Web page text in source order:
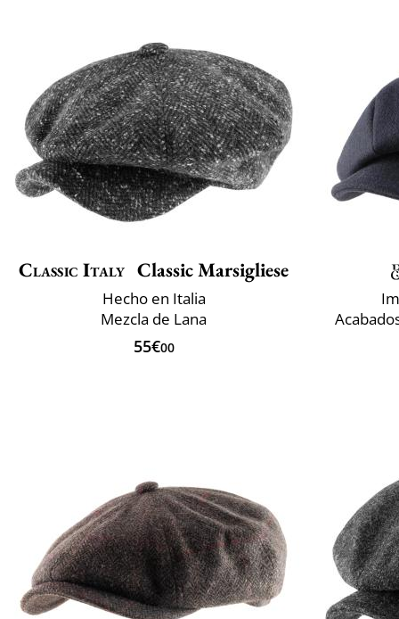
Classic Italy Classic Marsigliese
Hecho en Italia
Mezcla de Lana
55€00